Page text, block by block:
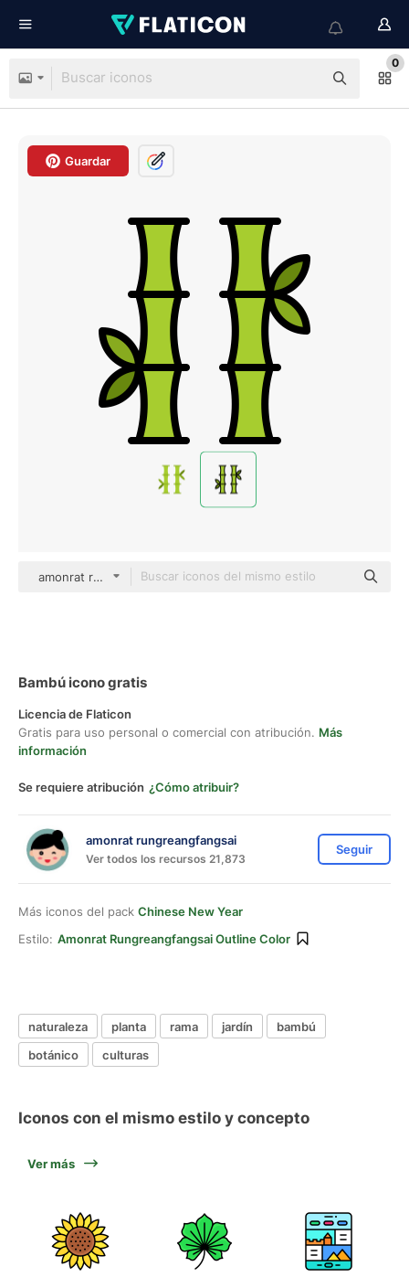
0
Guardar
amonrat rungreangfangsai Outline Color
Bambú icono gratis
Licencia de Flaticon
Gratis para uso personal o comercial con atribución. Más
información
Se requiere atribución ¿Cómo atribuir?
amonrat rungreangfangsai
Ver todos los recursos 21,873
Seguir
Más iconos del pack Chinese New Year
Estilo: Amonrat Rungreangfangsai Outline Color
naturaleza planta rama jardín
bambú
botánico
culturas
Iconos con el mismo estilo y concepto
Ver más